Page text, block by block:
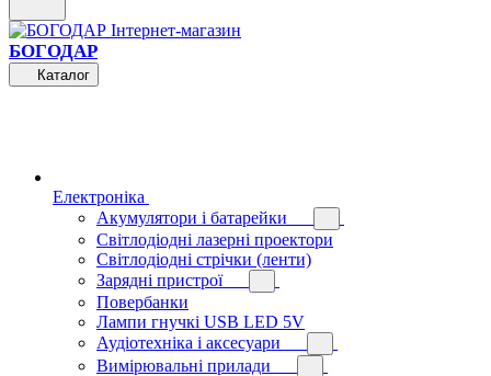
БОГОДАР
Каталог
Електроніка
Акумулятори і батарейки
Світлодіодні лазерні проектори
Світлодіодні стрічки (ленти)
Зарядні пристрої
Повербанки
Лампи гнучкі USB LED 5V
Аудіотехніка і аксесуари
Вимірювальні прилади